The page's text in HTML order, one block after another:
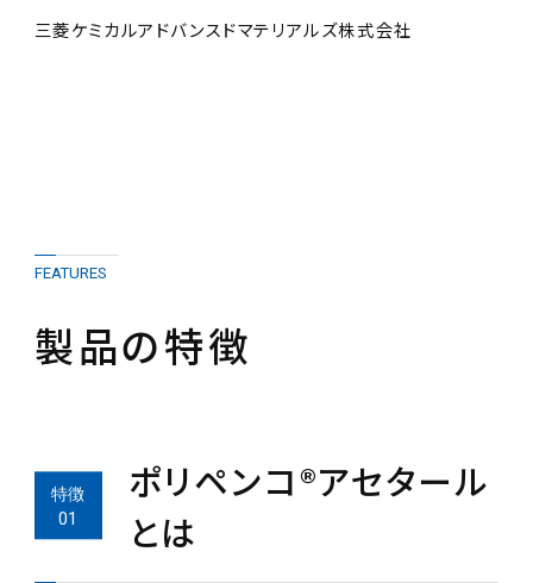
三菱ケミカルアドバンスドマテリアルズ株式会社
FEATURES
製品の特徴
ポリペンコ®アセタール
とは